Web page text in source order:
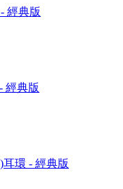
經典版
經典版
環 - 經典版